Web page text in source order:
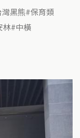
灣黑熊 保育類
林 中橫